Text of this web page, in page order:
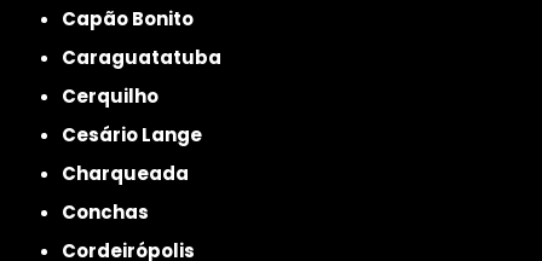
Capão Bonito
Caraguatatuba
Cerquilho
Cesário Lange
Charqueada
Conchas
Cordeirópolis